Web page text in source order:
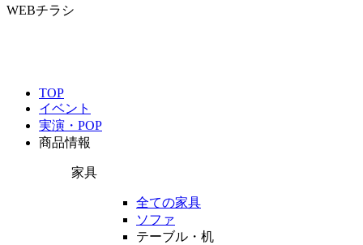
WEBチラシ
TOP
イベント
実演・POP
商品情報
家具
全ての家具
ソファ
テーブル・机